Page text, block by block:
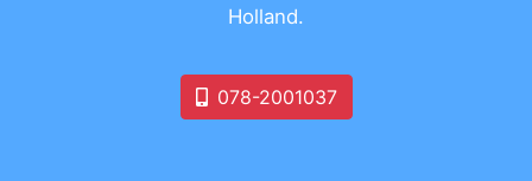
Holland.
078-2001037